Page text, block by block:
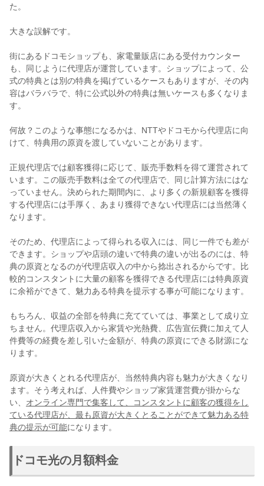
た。
大きな誤解です。
街にあるドコモショップも、家電量販店にある受付カウンター
も、同じように代理店が運営しています。ショップによって、公
式の特典とは別の特典を掲げているケースもありますが、その内
容はバラバラで、特に公式以外の特典は無いケースも多くなりま
す。
何故？このような事態になるかは、NTTやドコモから代理店に向
けて、特典用の原資を渡していないことがあります。
正規代理店では顧客獲得に応じて、販売手数料を得て運営されて
います。この販売手数料は全ての代理店で、同じ計算方法にはな
っていません。決められた期間内に、より多くの新規顧客を獲得
する代理店には手厚く、あまり獲得できない代理店には当然薄く
なります。
そのため、代理店によって得られる収入には、同じ一件でも差が
できます。ショップや店頭の違いで特典の違いが出るのには、特
典の原資となるのが代理店収入の中から捻出されるからです。比
較的コンスタントに大量の顧客を獲得できる代理店には特典原資
に余裕ができて、魅力ある特典を提示する事が可能になります。
もちろん、収益の全部を特典に充てていては、事業として成り立
ちません。代理店収入から家賃や光熱費、広告宣伝費に加えて人
件費等の経費を差し引いた金額が、特典の原資にできる財源にな
ります。
原資が大きくとれる代理店が、当然特典内容も魅力が大きくなり
ます。そう考えれば、人件費やショップ家賃運営費が掛からな
い、 オンライン専門で集客して、コンスタントに顧客の獲得をし
ている代理店が、最も原資が大きくとることができて魅力ある特
典の提示が可能になります。
ドコモ光の月額料金